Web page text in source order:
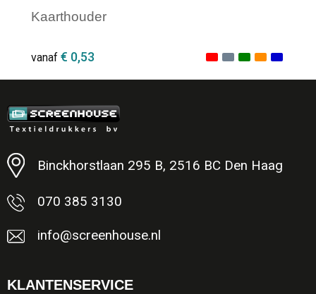
Kaarthouder
vanaf € 0,53
Minimale afname: 1
Binckhorstlaan 295 B, 2516 BC Den Haag
070 385 3130
info@screenhouse.nl
KLANTENSERVICE